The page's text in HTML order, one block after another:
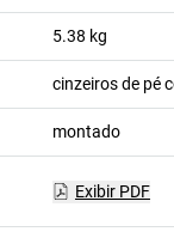
5.38 kg
cinzeiros de pé
montado
Exibir PDF